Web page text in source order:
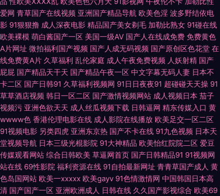
碰人人在线 肏屄超碰夜夜撸 丁香亚洲午夜激情 国产激情一区 国产区123 国
产一区日韩欧美 激情文学日韩 精品日韩一区 老司机亚洲天堂 另类综合图片
欧美打炮 欧美人与兽A片 日本成人电影 日韩三区四区精品 四虎影库av 午夜
无码伦 亚洲H片成人版 伊人兽大香蕉 91免免费版九幺 99热拍久 大香蕉久久
麻豆 美女91视频网站 欧洲一区无码 日本免费AA片 日韩A视频论坛 三级片AV
网站 午夜AV导航在线 午夜诱惑网站 亚洲女人含羞草 一本道国片 91大神片子
91精品国自产 91视频逼网站 91视频综合区 91在线视频观看 www亚洲天堂
网 超碰美女自慰 成人午夜精品 豆花视频 九一视频免费观看 蜜桃视频污 欧美
爱网 青草国产在线视频 亚洲国产精品导航 欧美色淫 波多野结依电
影 91狠狠撸 成人深夜电影 精品国产美女剃毛 加勒比熟女 91碰在线
欧美裸模 萌白酱国产一区 美国一级AV 国产人在线成免费 免费黄色
A片网址 微拍福利国产视频 国产人成无码视频 国产原创区色花堂 在
线免费黄A片 久草福利 乱伦家庭 成人午夜免费视频 人妖射精 国产
屁屁 国产精品天干天 国产精品午夜一区 中文字幕无码人妻 日本不
卡二区 国产日韩91 久草福利视频网 91日日夜夜91 超碰碰天天操 91
草草酒店视频 韩日一区二区 国产激情视频网站 成人视频日本 茄子
视频污 亚洲色欲天天 成人丝瓜视频下载 日韩逼网 精东传媒入口 黄
wwww色 香港伦理电影在线 成人影院在线播放 欧美足交一区二区
91视频电影 另类四虎 亚洲东京热 国产不卡在线 91九色视频 日本天
堂视频导航 日本三级光棍影院 91大神精品 欧美怡红院院二区 爱豆
传媒观看网站 综合日韩欧美 草逼网首页 国产日韩精品91 91视频网
站在线 69性影院 福利资源在线 91自拍最新网址 青青草国产成人 黄
色岛国网站 欧美一xxxxx 欧美gayv 91色情激情网 中国韩国日本高
清 国产国产一区 亚洲欧洲成人 日韩在线 久久国产影视综合 欧美69